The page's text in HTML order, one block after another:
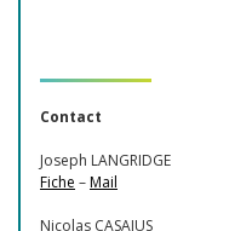
Contact
Joseph LANGRIDGE
Fiche –Mail
Nicolas CASAJUS